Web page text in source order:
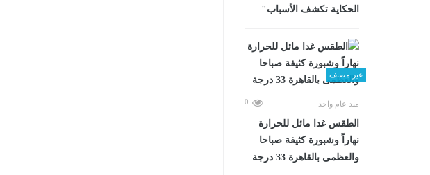
الحكاية تكشف الأسباب"
غير مصنف
منذ عام واحد 0
الطقس غدا مائل للحرارة
نهاراً وشبورة كثيفة صباحا
والعظمى بالقاهرة 33 درجة